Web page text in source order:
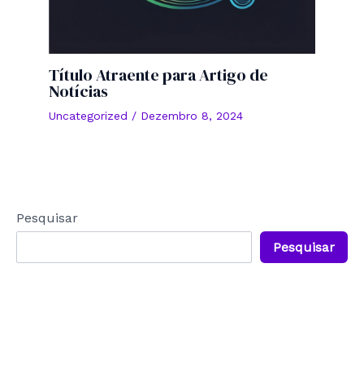
Título Atraente para Artigo de
Notícias
Uncategorized / Dezembro 8, 2024
Pesquisar
Pesquisar